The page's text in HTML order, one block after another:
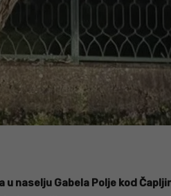
naselju Gabela Polje kod